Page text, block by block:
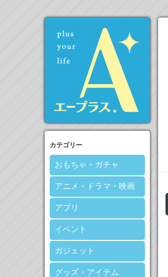
カテゴリー
おもちゃ・ガチャ
アニメ・ドラマ・映画
アプリ
イベント
ガジェット
グッズ・アイテム